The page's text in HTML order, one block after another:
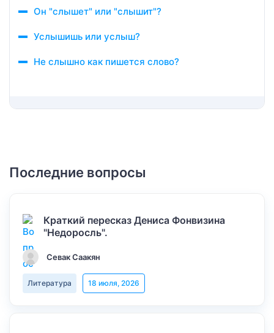
Он "слышет" или "слышит"?
Услышишь или услыш?
Не слышно как пишется слово?
Последние вопросы
Краткий пересказ Дениса Фонвизина
"Недоросль".
Севак Саакян
Литература 18 июля, 2026